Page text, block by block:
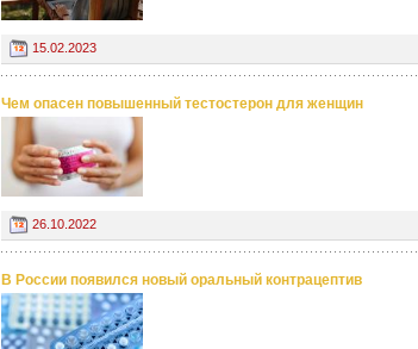
15.02.2023
Чем опасен повышенный тестостерон для женщин
26.10.2022
В России появился новый оральный контрацептив